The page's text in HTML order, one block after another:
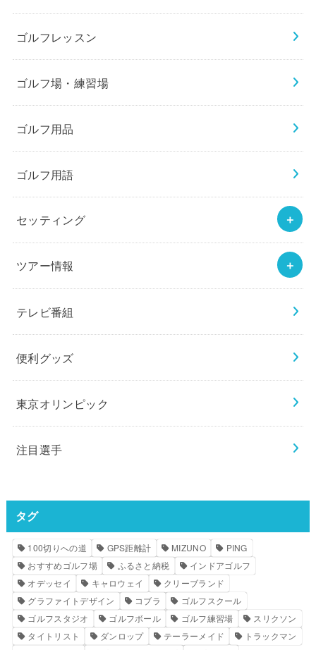
ゴルフレッスン
ゴルフ場・練習場
ゴルフ用品
ゴルフ用語
セッティング
ツアー情報
テレビ番組
便利グッズ
東京オリンピック
注目選手
タグ
100切りへの道 GPS距離計 MIZUNO
PING
おすすめゴルフ場
ふるさと納税
インドアゴルフ
オデッセイ
キャロウェイ
クリーブランド
グラファイトデザイン
コブラ
ゴルフスクール
ゴルフスタジオ
ゴルフボール ゴルフ練習場
スリクソン
タイトリスト
ダンロップ テーラーメイド
トラックマン